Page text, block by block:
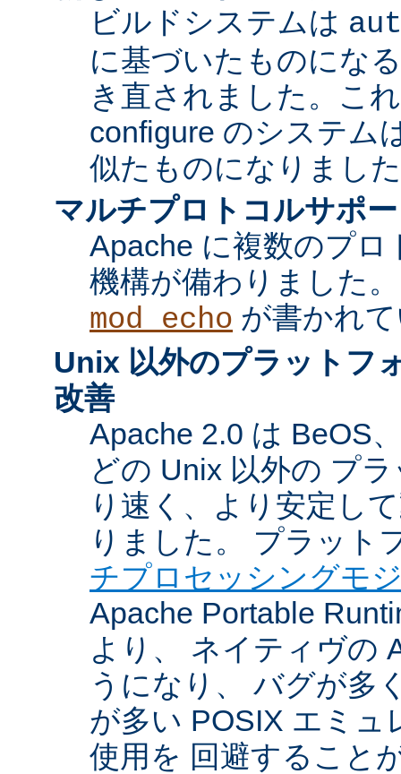
ビルドシステムは
に基づいたものにな
き直されました。こ
configure のシステム
似たものになりまし
マルチプロトコルサポ
Apache に複数のプ
機構が備わりました
mod_echo が書かれ
Unix 以外のプラットフ
改善
Apache 2.0 は BeOS
どの Unix 以外の プ
り速く、より安定し
りました。 プラット
チプロセッシングモ
Apache Portable
より、 ネイティヴの
うになり、 バグが多
が多い POSIX エミュ
使用を 回避すること